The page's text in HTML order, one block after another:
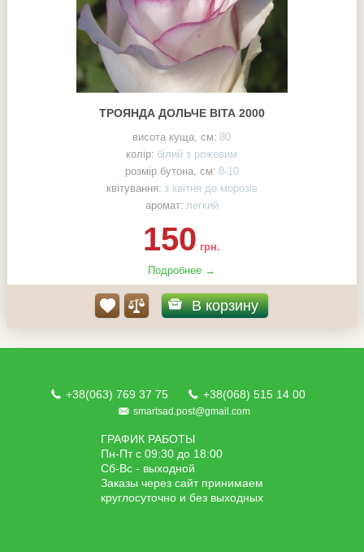
ТРОЯНДА ДОЛЬЧЕ ВІТА 2000
висота куща, см: 80
колір: білий з рожевим
розмір бутона, см: 8-10
квітування: з квітня до морозів
аромат: легкий
150 грн.
Подробнее →
В корзину
+38(063) 769 37 75 +38(068) 515 14 00
smartsad.post@gmail.com
ГРАФИК РАБОТЫ
Пн-Пт с 09:30 до 18:00
Сб-Вс - выходной
Заказы через сайт принимаем
круглосуточно и без выходных